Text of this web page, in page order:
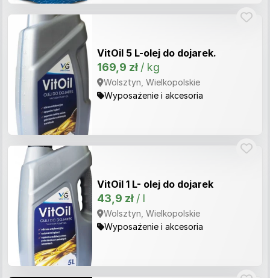
VitOil 5 L-olej do dojarek.
169,9 zł / kg
Wolsztyn, Wielkopolskie
Wyposażenie i akcesoria
VitOil 1 L- olej do dojarek
43,9 zł / l
Wolsztyn, Wielkopolskie
Wyposażenie i akcesoria